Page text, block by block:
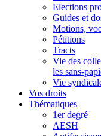
Elections
Guides et
Motions,
Pétitions
Tracts
Vie des
les sans-
Vie
Vos droits
Thématiques
1er degré
AESH